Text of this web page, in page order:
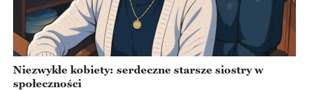
Niezwykłe kobiety: serdeczne starsze siostry w
społeczności